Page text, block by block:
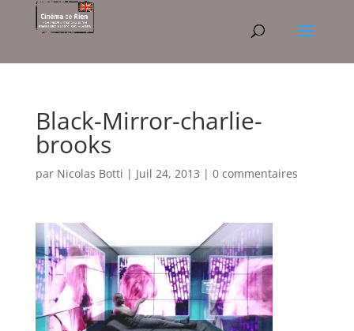
Black-Mirror-charlie-
brooks
par Nicolas Botti | Juil 24, 2013 | 0 commentaires